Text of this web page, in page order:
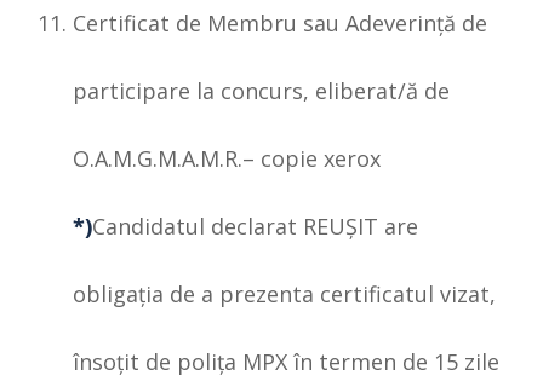
Certificat de Membru sau Adeverinţă de
participare la concurs, eliberat/ă de
O.A.M.G.M.A.M.R.– copie xerox
*)Candidatul declarat REUŞIT are
obligaţia de a prezenta certificatul vizat,
însoţit de poliţa MPX în termen de 15 zile